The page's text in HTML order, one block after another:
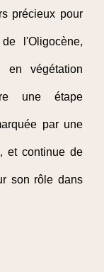
précieux pour
l'Oligocène,
végétation
une étape
par une
et continue de
son rôle dans